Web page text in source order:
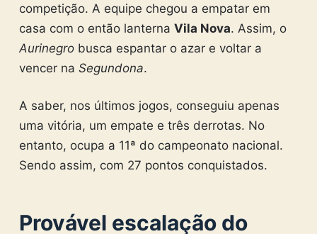
competição. A equipe chegou a empatar em
casa com o então lanterna Vila Nova. Assim, o
Aurinegrobusca espantar o azar e voltar a
vencer na Segundona.
A saber, nos últimos jogos, conseguiu apenas
uma vitória, um empate e três derrotas. No
entanto, ocupa a 11ª do campeonato nacional.
Sendo assim, com 27 pontos conquistados.
Provável escalação do